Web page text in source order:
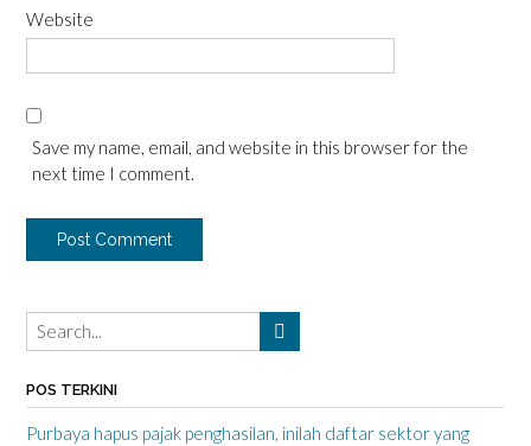
Website
Save my name, email, and website in this browser for the
next time I comment.
POS TERKINI
Purbaya hapus pajak penghasilan, inilah daftar sektor yang